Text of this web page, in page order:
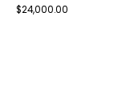
$24,000.00